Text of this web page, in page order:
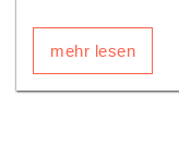
mehr lesen